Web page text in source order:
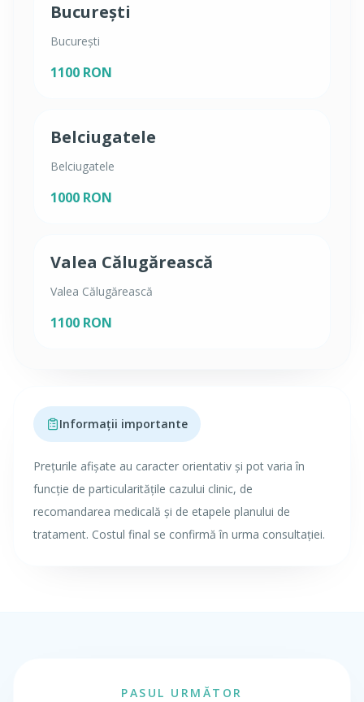
București
București
1100 RON
Belciugatele
Belciugatele
1000 RON
Valea Călugărească
Valea Călugărească
1100 RON
Informații importante
Prețurile afișate au caracter orientativ și pot varia în
funcție de particularitățile cazului clinic, de
recomandarea medicală și de etapele planului de
tratament. Costul final se confirmă în urma consultației.
PASUL URMĂTOR